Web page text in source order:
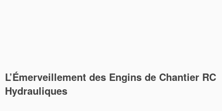
L’Émerveillement des Engins de Chantier RC
Hydrauliques